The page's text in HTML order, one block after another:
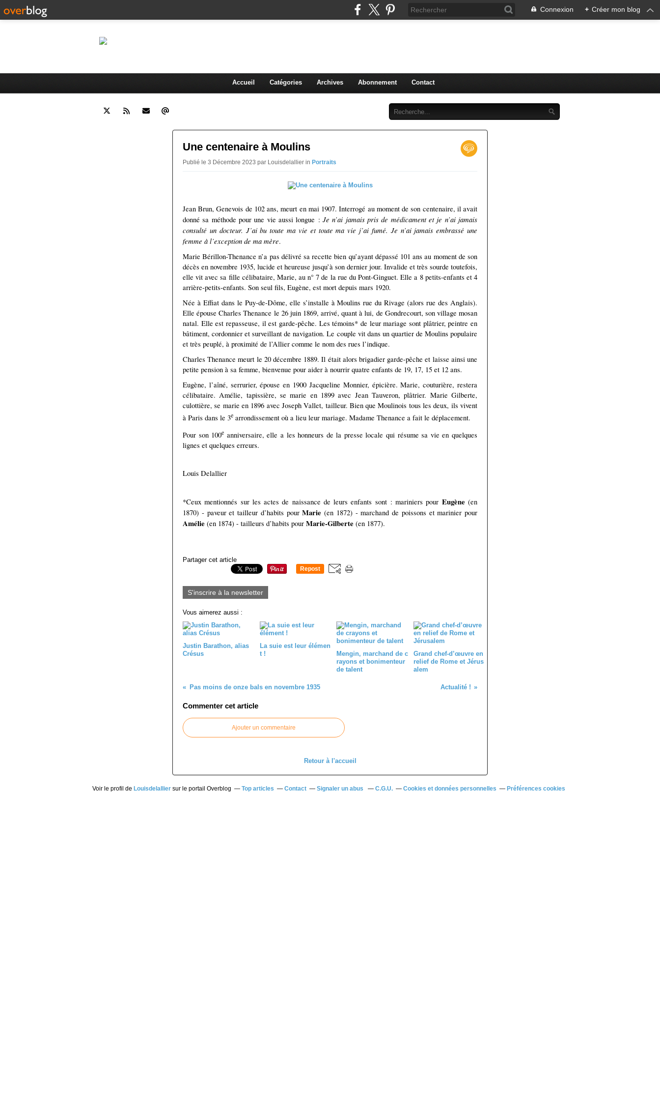
Connexion + Créer mon blog
Accueil Catégories Archives Abonnement Contact
Une centenaire à Moulins
Publié le 3 Décembre 2023 par Louisdelallier in Portraits
Jean Brun, Genevois de 102 ans, meurt en mai 1907. Interrogé au moment de son centenaire, il avait
donné sa méthode pour une vie aussi longue : Je n’ai jamais pris de médicament et je n’ai jamais
consulté un docteur. J’ai bu toute ma vie et toute ma vie j’ai fumé. Je n’ai jamais embrassé une
femme à l’exception de ma mère.
Marie Bérillon-Thenance n’a pas délivré sa recette bien qu’ayant dépassé 101 ans au moment de son
décès en novembre 1935, lucide et heureuse jusqu’à son dernier jour. Invalide et très sourde toutefois,
elle vit avec sa fille célibataire, Marie, au n° 7 de la rue du Pont-Ginguet. Elle a 8 petits-enfants et 4
arrière-petits-enfants. Son seul fils, Eugène, est mort depuis mars 1920.
Née à Effiat dans le Puy-de-Dôme, elle s’installe à Moulins rue du Rivage (alors rue des Anglais).
Elle épouse Charles Thenance le 26 juin 1869, arrivé, quant à lui, de Gondrecourt, son village mosan
natal. Elle est repasseuse, il est garde-pêche. Les témoins* de leur mariage sont plâtrier, peintre en
bâtiment, cordonnier et surveillant de navigation. Le couple vit dans un quartier de Moulins populaire
et très peuplé, à proximité de l’Allier comme le nom des rues l’indique.
Charles Thenance meurt le 20 décembre 1889. Il était alors brigadier garde-pêche et laisse ainsi une
petite pension à sa femme, bienvenue pour aider à nourrir quatre enfants de 19, 17, 15 et 12 ans.
Eugène, l’aîné, serrurier, épouse en 1900 Jacqueline Monnier, épicière. Marie, couturière, restera
célibataire. Amélie, tapissière, se marie en 1899 avec Jean Tauveron, plâtrier. Marie Gilberte,
culottière, se marie en 1896 avec Joseph Vallet, tailleur. Bien que Moulinois tous les deux, ils vivent
à Paris dans le 3e arrondissement où a lieu leur mariage. Madame Thenance a fait le déplacement.
Pour son 100e anniversaire, elle a les honneurs de la presse locale qui résume sa vie en quelques
lignes et quelques erreurs.
Louis Delallier
*Ceux mentionnés sur les actes de naissance de leurs enfants sont : mariniers pour Eugène (en
1870) - paveur et tailleur d’habits pourMarie (en 1872) - marchand de poissons et marinier pour
Amélie (en 1874) - tailleurs d’habits pour Marie-Gilberte (en 1877).
Partager cet article
Repost
S'inscrire à la newsletter
Vous aimerez aussi :
Justin Barathon, alias
Crésus
La suie est leur élémen
t !
Mengin, marchand de c
rayons et bonimenteur
de talent
Grand chef-d’œuvre en
relief de Rome et Jérus
alem
Pas moins de onze bals en novembre 1935 Actualité !
Commenter cet article
Ajouter un commentaire
Retour à l'accueil
Voir le profil de Louisdelalliersur le portail Overblog Top articles Contact Signaler un abus C.G.U. Cookies et données personnelles Préférences cookies